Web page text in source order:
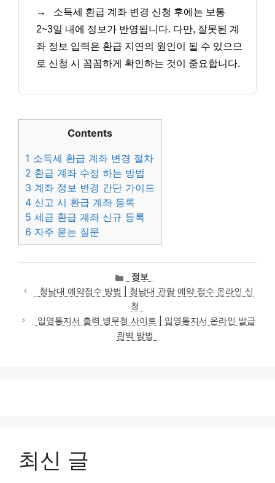
→
소득세 환급 계좌 변경 신청 후에는 보통
2~3일 내에 정보가 반영됩니다. 다만, 잘못된 계
좌 정보 입력은 환급 지연의 원인이 될 수 있으므
로 신청 시 꼼꼼하게 확인하는 것이 중요합니다.
Contents
1 소득세 환급 계좌 변경 절차
2 환급 계좌 수정 하는 방법
3 계좌 정보 변경 간단 가이드
4 신고 시 환급 계좌 등록
5 세금 환급 계좌 신규 등록
6 자주 묻는 질문
카
테
고
리
정보
청남대 예약접수 방법 | 청남대 관람 예약 접수 온라인 신
청
입영통지서 출력 병무청 사이트 | 입영통지서 온라인 발급
완벽 방법
최신 글